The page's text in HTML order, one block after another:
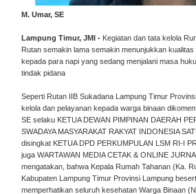
M. Umar, SE
Lampung Timur, JMI - Kegiatan dan tata kelola
Rutan semakin lama semakin menunjukkan
kepada para napi yang sedang menjalani masa
tindak pidana
Seperti Rutan IIB Sukadana Lampung Timur
kelola dan pelayanan kepada warga binaan
SE selaku KETUA DEWAN PIMPINAN DAERAH
SWADAYA MASYARAKAT RAKYAT INDONESIA
disingkat KETUA DPD PERKUMPULAN LSM RI-I
juga WARTAWAN MEDIA CETAK & ONLINE
mengatakan, bahwa Kepala Rumah Tahanan (Ka.
Kabupaten Lampung Timur Provinsi Lampung
memperhatikan seluruh kesehatan Warga Binaan